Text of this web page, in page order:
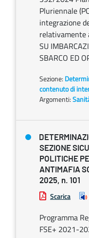
Pluriennale
integrazione
relativamente
SU
SBARCO ED
Sezione:
contenuto di
Argomenti:
SEZIONE
POLITICHE
ANTIMAFIA
2025, n. 101
Scarica
Programma
FSE+ 2021-